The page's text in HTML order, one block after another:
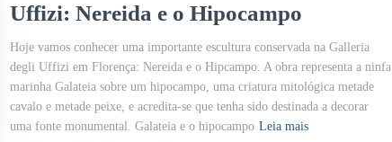
Uffizi: Nereida e o Hipocampo
Hoje vamos conhecer uma importante escultura conservada na Galleria
degli Uffizi em Florença: Nereida e o Hipcampo. A obra representa a ninfa
marinha Galateia sobre um hipocampo, uma criatura mitológica metade
cavalo e metade peixe, e acredita-se que tenha sido destinada a decorar
uma fonte monumental. Galateia e o hipocampo Leia mais